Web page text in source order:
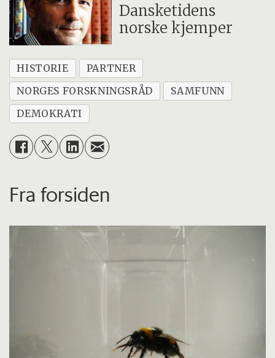
Dansketidens
norske kjemper
HISTORIE
PARTNER
NORGES FORSKNINGSRÅD
SAMFUNN
DEMOKRATI
Fra forsiden